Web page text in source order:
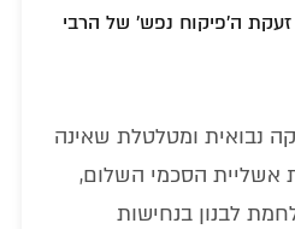
ה'פיקוח נפש' של הרבי
נבואית ומטלטלת שאינה
אשליית הסכמי השלום,
לבנון בנחישות